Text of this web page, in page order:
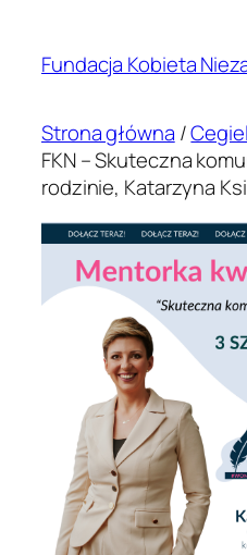
treściFundacja Kobieta
Strona główna /
FKN – Skuteczna
rodzinie, Katarzyna